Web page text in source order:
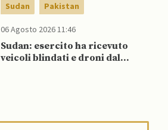
dubbi di Trump, affermano
Sudan Pakistan
06 Agosto 2026 11:46
Sudan: esercito ha ricevuto
veicoli blindati e droni dal